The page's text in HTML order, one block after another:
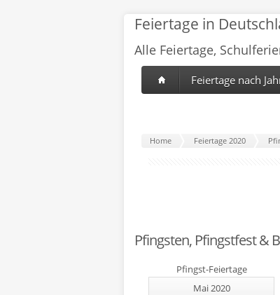
Feiertage in
Alle Feiertage,
Feiertage nach
Home Feiertage 2020
Pfingsten, Pfingstfest &
Pfingst-Feiertage
Mai 2020